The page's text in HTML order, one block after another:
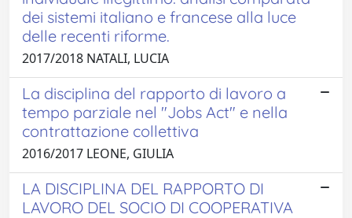
dei sistemi italiano e francese alla luce
delle recenti riforme.
2017/2018 NATALI, LUCIA
La disciplina del rapporto di lavoro a
tempo parziale nel "Jobs Act" e nella
contrattazione collettiva
2016/2017 LEONE, GIULIA
LA DISCIPLINA DEL RAPPORTO DI
LAVORO DEL SOCIO DI COOPERATIVA